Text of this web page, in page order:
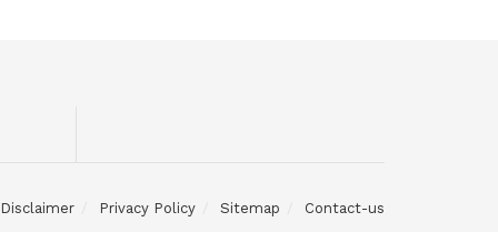
Disclaimer Privacy Policy Sitemap Contact-us